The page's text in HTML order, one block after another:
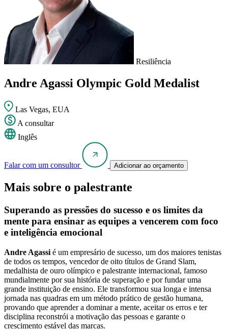
Resiliência
Andre Agassi Olympic Gold Medalist
Las Vegas, EUA
A consultar
Inglês
Falar com um consultor Adicionar ao orçamento
Mais sobre o palestrante
Superando as pressões do sucesso e os limites da
mente para ensinar as equipes a vencerem com foco
e inteligência emocional
Andre Agassi é um empresário de sucesso, um dos maiores tenistas
de todos os tempos, vencedor de oito títulos de Grand Slam,
medalhista de ouro olímpico e palestrante internacional, famoso
mundialmente por sua história de superação e por fundar uma
grande instituição de ensino. Ele transformou sua longa e intensa
jornada nas quadras em um método prático de gestão humana,
provando que aprender a dominar a mente, aceitar os erros e ter
disciplina reconstrói a motivação das pessoas e garante o
crescimento estável das marcas.